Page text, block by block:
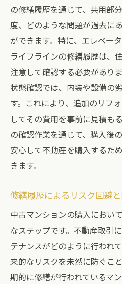
の修繕履歴を通じて、共用部
度、どのような問題が過去に
ができます。特に、エレベー
ライフラインの修繕履歴は、
注意して確認する必要があり
状態確認では、内装や設備の
す。これにより、追加のリフ
してその費用を事前に見積も
の確認作業を通じて、購入後
安心して不動産を購入するた
きます。
修繕履歴によるリスク回避
中古マンションの購入におい
なステップです。不動産取引
テナンスがどのように行われ
来的なリスクを未然に防ぐこ
期的に修繕が行われているマ